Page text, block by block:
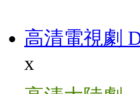
高清電視劇
x